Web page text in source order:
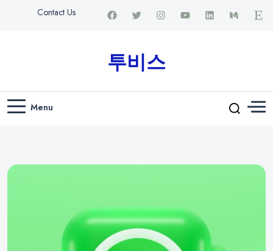
Contact Us
투비스
Menu